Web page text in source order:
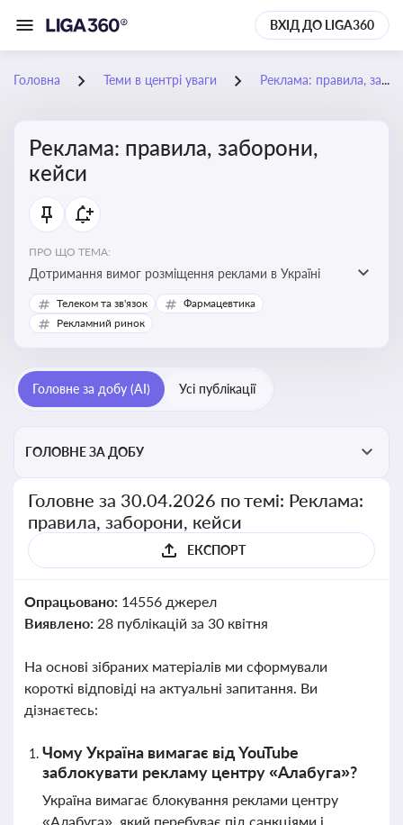
ВХІД ДО LIGA360
Головна Теми в центрі уваги Реклама: правила, заборони, кейси
Реклама: правила, заборони,
кейси
ПРО ЩО ТЕМА:
Дотримання вимог розміщення реклами в Україні
Телеком та зв'язок
Фармацевтика
Рекламний ринок
Головне за добу (AI) Усі публікації
ГОЛОВНЕ ЗА ДОБУ
Головне за 30.04.2026 по темі: Реклама:
правила, заборони, кейси
ЕКСПОРТ
Опрацьовано: 14556 джерел
Виявлено: 28 публікацій за 30 квітня
На основі зібраних матеріалів ми сформували
короткі відповіді на актуальні запитання. Ви
дізнаєтесь:
Чому Україна вимагає від YouTube
заблокувати рекламу центру «Алабуга»?
Україна вимагає блокування реклами центру
«Алабуга», який перебуває під санкціями і